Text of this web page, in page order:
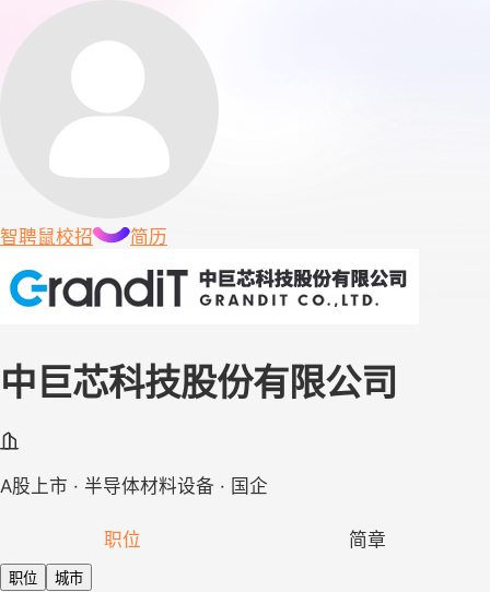
智聘鼠校招 简历
中巨芯科技股份有限公司
A股上市 · 半导体材料设备 · 国企
职位 简章
职位 城市